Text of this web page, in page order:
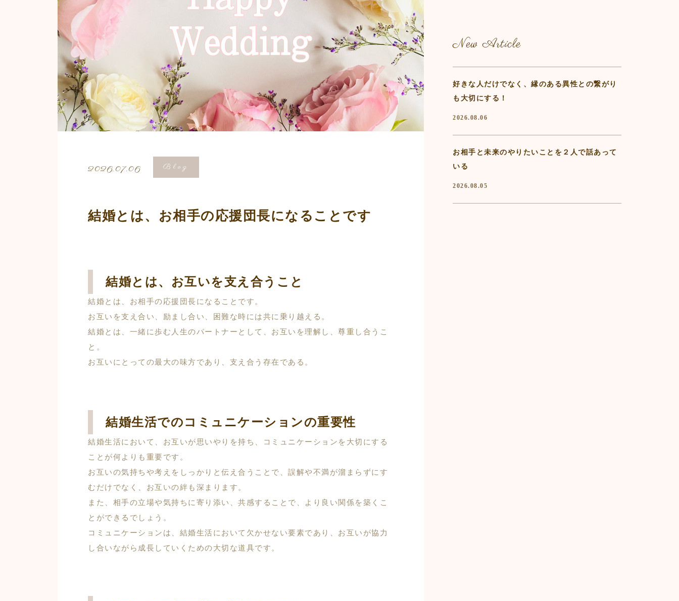
2026.07.06 Blog
結婚とは、お相手の応援団長になることです
結婚とは、お互いを支え合うこと
結婚とは、お相手の応援団長になることです。
お互いを支え合い、励まし合い、困難な時には共に乗り越える。
結婚とは、一緒に歩む人生のパートナーとして、お互いを理解し、尊重し合うこ
と。
お互いにとっての最大の味方であり、支え合う存在である。
結婚生活でのコミュニケーションの重要性
結婚生活において、お互いが思いやりを持ち、コミュニケーションを大切にする
ことが何よりも重要です。
お互いの気持ちや考えをしっかりと伝え合うことで、誤解や不満が溜まらずにす
むだけでなく、お互いの絆も深まります。
また、相手の立場や気持ちに寄り添い、共感することで、より良い関係を築くこ
とができるでしょう。
コミュニケーションは、結婚生活において欠かせない要素であり、お互いが協力
し合いながら成長していくための大切な道具です。
New Article
好きな人だけでなく、縁のある異性との繋がり
も大切にする！
2026.08.06
お相手と未来のやりたいことを２人で話あって
いる
2026.08.05